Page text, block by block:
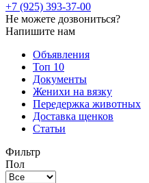
+7 (925) 393-37-00
Не можете дозвониться?
Напишите нам
Объявления
Топ 10
Документы
Женихи на вязку
Передержка животных
Доставка щенков
Статьи
Фильтр
Пол